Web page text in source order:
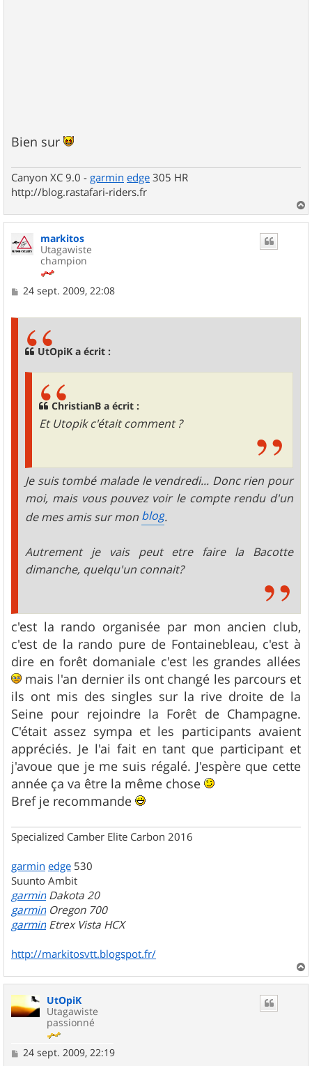
Bien sur
Canyon XC 9.0 - garmin edge 305 HR
http://blog.rastafari-riders.fr
a
markitos
Utagawiste
champion
M
24 sept. 2009, 22:08
UtOpiK a écrit :
ChristianB a écrit :
Et Utopik c'était comment ?
Je suis tombé malade le vendredi... Donc rien pour
moi, mais vous pouvez voir le compte rendu d'un
de mes amis sur mon blog.
Autrement je vais peut etre faire la Bacotte
dimanche, quelqu'un connait?
c'est la rando organisée par mon ancien club,
c'est de la rando pure de Fontainebleau, c'est à
dire en forêt domaniale c'est les grandes allées
mais l'an dernier ils ont changé les parcours et
ils ont mis des singles sur la rive droite de la
Seine pour rejoindre la Forêt de Champagne.
C'était assez sympa et les participants avaient
appréciés. Je l'ai fait en tant que participant et
j'avoue que je me suis régalé. J'espère que cette
année ça va être la même chose
Bref je recommande
Specialized Camber Elite Carbon 2016
garmin edge 530
Suunto Ambit
garmin Dakota 20
garmin Oregon 700
garmin Etrex Vista HCX
http://markitosvtt.blogspot.fr/
a
UtOpiK
Utagawiste
passionné
M
24 sept. 2009, 22:19